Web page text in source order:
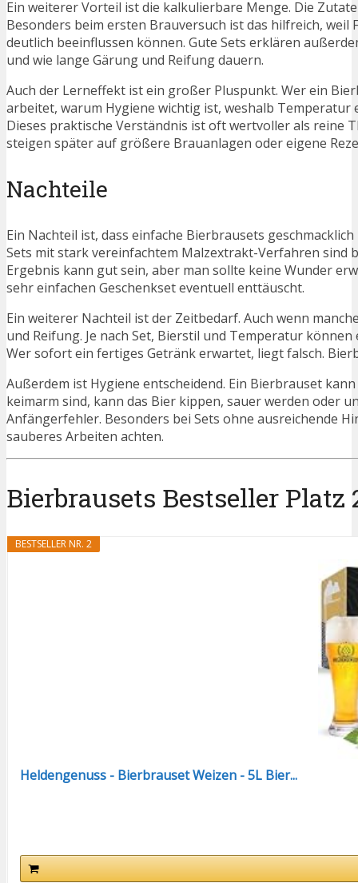
Ein weiterer Vorteil ist die kalkulierbare Menge. Die
Besonders beim ersten Brauversuch ist das hilfreich,
deutlich beeinflussen können. Gute Sets erklären
und wie lange Gärung und Reifung dauern.
Auch der Lerneffekt ist ein großer Pluspunkt. Wer ein
arbeitet, warum Hygiene wichtig ist, weshalb
Dieses praktische Verständnis ist oft wertvoller als reine
steigen später auf größere Brauanlagen oder eigene
Nachteile
Ein Nachteil ist, dass einfache Bierbrausets
Sets mit stark vereinfachtem Malzextrakt-Verfahren sind
Ergebnis kann gut sein, aber man sollte keine Wunder
sehr einfachen Geschenkset eventuell enttäuscht.
Ein weiterer Nachteil ist der Zeitbedarf. Auch wenn
und Reifung. Je nach Set, Bierstil und Temperatur
Wer sofort ein fertiges Getränk erwartet, liegt falsch.
Außerdem ist Hygiene entscheidend. Ein Bierbrauset
keimarm sind, kann das Bier kippen, sauer werden oder
Anfängerfehler. Besonders bei Sets ohne ausreichende
sauberes Arbeiten achten.
Bierbrausets Bestseller Platz
BESTSELLER NR. 2
Heldengenuss - Bierbrauset Weizen - 5L Bier...